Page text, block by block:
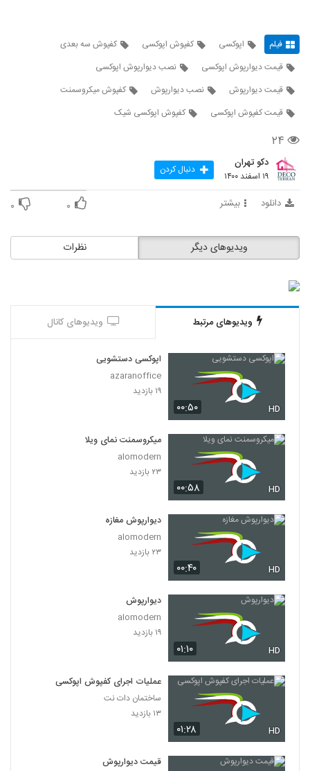
فیلم اپوکسی کفپوش اپوکسی
کفپوش سه بعدی
قیمت دیوارپوش اپوکسی
نصب دیوارپوش اپوکسی
قیمت دیوارپوش
نصب دیوارپوش
کفپوش میکروسمنت
قیمت کفپوش اپوکسی
کفپوش اپوکسی شیک
۲۴
دکو تهران
۱۹ اسفند ۱۴۰۰ دنبال کردن
دانلود بیشتر ۰ ۰
نظرات ویدیوهای دیگر
ویدیوهای مرتبط ویدیوهای کانال
۰۰:۵۰ HD
اپوکسی دستشویی
azaranoffice
۱۹ بازدید
۰۰:۵۸ HD
میکروسمنت نمای ویلا
alomodern
۲۳ بازدید
۰۰:۴۰ HD
دیوارپوش مغازه
alomodern
۲۳ بازدید
۰۱:۱۰ HD
دیوارپوش
alomodern
۱۹ بازدید
۰۱:۲۸ HD
عملیات اجرای کفپوش اپوکسی
ساختمان دات نت
۱۳ بازدید
قیمت دیوارپوش